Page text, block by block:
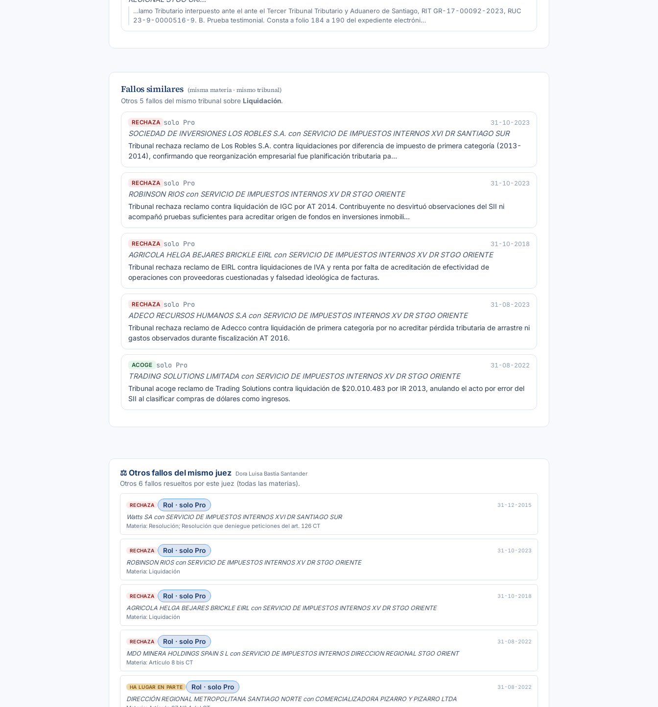
…lamo Tributario interpuesto ante el ante el Tercer Tribunal Tributario y Aduanero de Santiago, RIT GR-17-00092-2023, RUC
23-9-0000516-9. B. Prueba testimonial. Consta a folio 184 a 190 del expediente electróni…
Fallos similares (misma materia · mismo tribunal)
Otros 5 fallos del mismo tribunal sobre Liquidación.
RECHAZA solo Pro 31-10-2023
SOCIEDAD DE INVERSIONES LOS ROBLES S.A. con SERVICIO DE IMPUESTOS INTERNOS XVI DR SANTIAGO SUR
Tribunal rechaza reclamo de Los Robles S.A. contra liquidaciones por diferencia de impuesto de primera categoría (2013-
2014), confirmando que reorganización empresarial fue planificación tributaria pa…
RECHAZA solo Pro 31-10-2023
ROBINSON RIOS con SERVICIO DE IMPUESTOS INTERNOS XV DR STGO ORIENTE
Tribunal rechaza reclamo contra liquidación de IGC por AT 2014. Contribuyente no desvirtuó observaciones del SII ni
acompañó pruebas suficientes para acreditar origen de fondos en inversiones inmobili…
RECHAZA solo Pro 31-10-2018
AGRICOLA HELGA BEJARES BRICKLE EIRL con SERVICIO DE IMPUESTOS INTERNOS XV DR STGO ORIENTE
Tribunal rechaza reclamo de EIRL contra liquidaciones de IVA y renta por falta de acreditación de efectividad de
operaciones con proveedoras cuestionadas y falsedad ideológica de facturas.
RECHAZA solo Pro 31-08-2023
ADECO RECURSOS HUMANOS S.A con SERVICIO DE IMPUESTOS INTERNOS XV DR STGO ORIENTE
Tribunal rechaza reclamo de Adecco contra liquidación de primera categoría por no acreditar pérdida tributaria de arrastre ni
gastos observados durante fiscalización AT 2016.
ACOGE solo Pro 31-08-2022
TRADING SOLUTIONS LIMITADA con SERVICIO DE IMPUESTOS INTERNOS XV DR STGO ORIENTE
Tribunal acoge reclamo de Trading Solutions contra liquidación de $20.010.483 por IR 2013, anulando el acto por error del
SII al clasificar compras de dólares como ingresos.
⚖️ Otros fallos del mismo juez Dora Luisa Bastía Santander
Otros 6 fallos resueltos por este juez (todas las materias).
RECHAZA Rol · solo Pro 31-12-2015
Watts SA con SERVICIO DE IMPUESTOS INTERNOS XVI DR SANTIAGO SUR
Materia: Resolución; Resolución que deniegue peticiones del art. 126 CT
RECHAZA Rol · solo Pro 31-10-2023
ROBINSON RIOS con SERVICIO DE IMPUESTOS INTERNOS XV DR STGO ORIENTE
Materia: Liquidación
RECHAZA Rol · solo Pro 31-10-2018
AGRICOLA HELGA BEJARES BRICKLE EIRL con SERVICIO DE IMPUESTOS INTERNOS XV DR STGO ORIENTE
Materia: Liquidación
RECHAZA Rol · solo Pro 31-08-2022
MDO MINERA HOLDINGS SPAIN S L con SERVICIO DE IMPUESTOS INTERNOS DIRECCION REGIONAL STGO ORIENT
Materia: Artículo 8 bis CT
HA LUGAR EN PARTE Rol · solo Pro 31-08-2022
DIRECCIÓN REGIONAL METROPOLITANA SANTIAGO NORTE con COMERCIALIZADORA PIZARRO Y PIZARRO LTDA